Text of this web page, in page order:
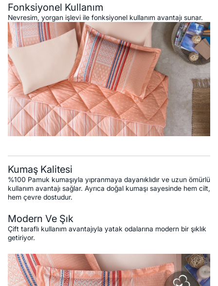
Fonksiyonel Kullanım
Nevresim, yorgan işlevi ile fonksiyonel kullanım avantajı sunar.
Kumaş Kalitesi
%100 Pamuk kumaşıyla yıpranmaya dayanıklıdır ve uzun ömürlü
kullanım avantajı sağlar. Ayrıca doğal kumaşı sayesinde hem cilt,
hem çevre dostudur.
Modern Ve Şık
Çift taraflı kullanım avantajıyla yatak odalarına modern bir şıklık
getiriyor.